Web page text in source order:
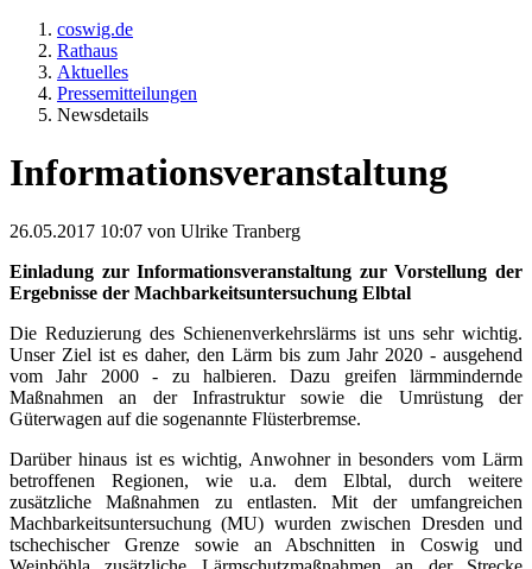
coswig.de
Rathaus
Aktuelles
Pressemitteilungen
Newsdetails
Informationsveranstaltung
26.05.2017 10:07 von Ulrike Tranberg
Einladung zur Informationsveranstaltung zur Vorstellung der
Ergebnisse der Machbarkeitsuntersuchung Elbtal
Die Reduzierung des Schienenverkehrslärms ist uns sehr wichtig.
Unser Ziel ist es daher, den Lärm bis zum Jahr 2020 - ausgehend
vom Jahr 2000 - zu halbieren. Dazu greifen lärmmindernde
Maßnahmen an der Infrastruktur sowie die Umrüstung der
Güterwagen auf die sogenannte Flüsterbremse.
Darüber hinaus ist es wichtig, Anwohner in besonders vom Lärm
betroffenen Regionen, wie u.a. dem Elbtal, durch weitere
zusätzliche Maßnahmen zu entlasten. Mit der umfangreichen
Machbarkeitsuntersuchung (MU) wurden zwischen Dresden und
tschechischer Grenze sowie an Abschnitten in Coswig und